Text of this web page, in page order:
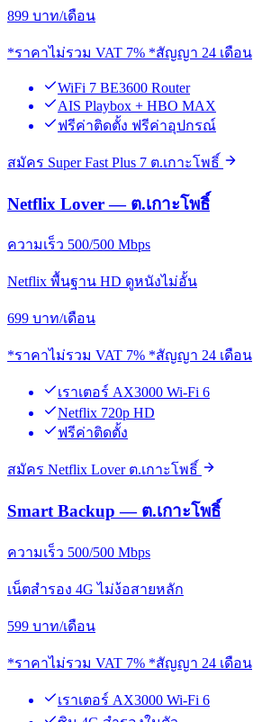
899 บาท/เดือน
*ราคาไม่รวม VAT 7% *สัญญา 24 เดือน
WiFi 7 BE3600 Router
AIS Playbox + HBO MAX
ฟรีค่าติดตั้ง ฟรีค่าอุปกรณ์
สมัคร Super Fast Plus 7 ต.เกาะโพธิ์
Netflix Lover — ต.เกาะโพธิ์
ความเร็ว 500/500 Mbps
Netflix พื้นฐาน HD ดูหนังไม่อั้น
699 บาท/เดือน
*ราคาไม่รวม VAT 7% *สัญญา 24 เดือน
เราเตอร์ AX3000 Wi-Fi 6
Netflix 720p HD
ฟรีค่าติดตั้ง
สมัคร Netflix Lover ต.เกาะโพธิ์
Smart Backup — ต.เกาะโพธิ์
ความเร็ว 500/500 Mbps
เน็ตสำรอง 4G ไม่ง้อสายหลัก
599 บาท/เดือน
*ราคาไม่รวม VAT 7% *สัญญา 24 เดือน
เราเตอร์ AX3000 Wi-Fi 6